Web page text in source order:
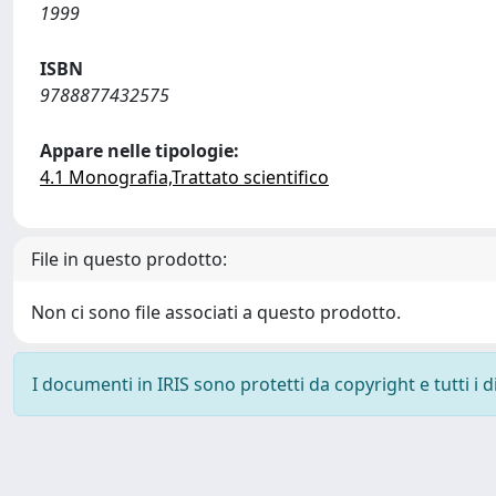
1999
ISBN
9788877432575
Appare nelle tipologie:
4.1 Monografia,Trattato scientifico
File in questo prodotto:
Non ci sono file associati a questo prodotto.
I documenti in IRIS sono protetti da copyright e tutti i